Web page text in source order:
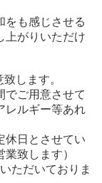
をも感じさせる
上がりいただけ
します。
でご用意させて
レルギー等あれ
休日とさせてい
致します）
ただいておりま